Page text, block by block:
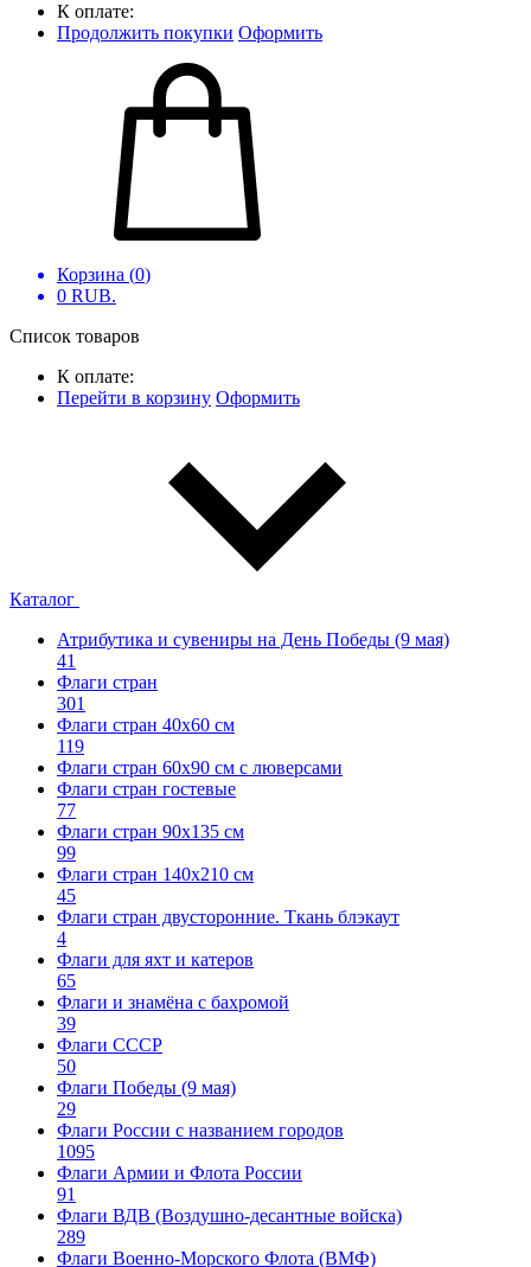
К оплате:
Продолжить покупки Оформить
Корзина (0)
0 RUB.
Список товаров
К оплате:
Перейти в корзину Оформить
Каталог
Атрибутика и сувениры на День Победы (9 мая)
41
Флаги стран
301
Флаги стран 40х60 см
119
Флаги стран 60x90 см с люверсами
Флаги стран гостевые
77
Флаги стран 90х135 см
99
Флаги стран 140х210 см
45
Флаги стран двусторонние. Ткань блэкаут
4
Флаги для яхт и катеров
65
Флаги и знамёна с бахромой
39
Флаги СССР
50
Флаги Победы (9 мая)
29
Флаги России с названием городов
1095
Флаги Армии и Флота России
91
Флаги ВДВ (Воздушно-десантные войска)
289
Флаги Военно-Морского Флота (ВМФ)